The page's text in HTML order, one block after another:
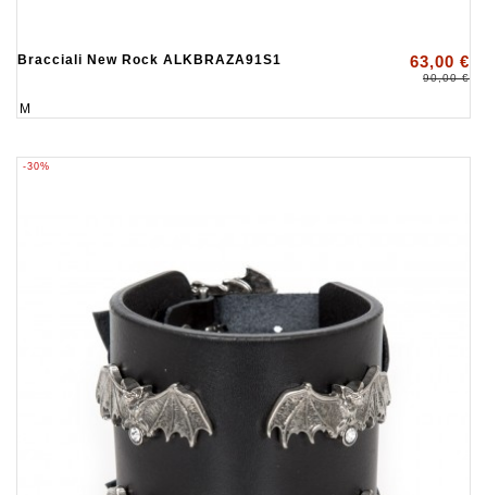
Bracciali New Rock ALKBRAZA91S1 63,00 €
90,00 €
M
-30%